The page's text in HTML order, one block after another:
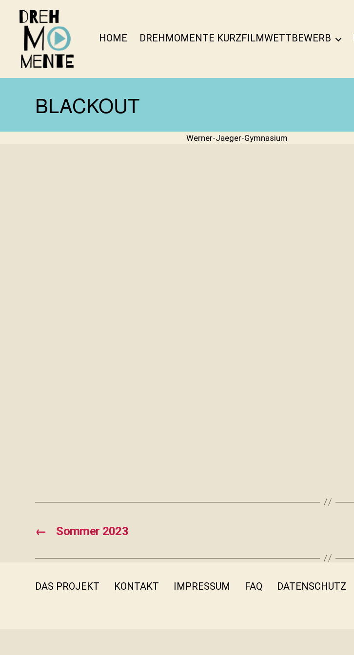
HOME DREHMOMENTE KURZFILMWETTBEWERB
BLACKOUT
Werner-Jaeger-Gymnasium
← Sommer 2023
DAS PROJEKT KONTAKT IMPRESSUM FAQ DATENSCHUTZ